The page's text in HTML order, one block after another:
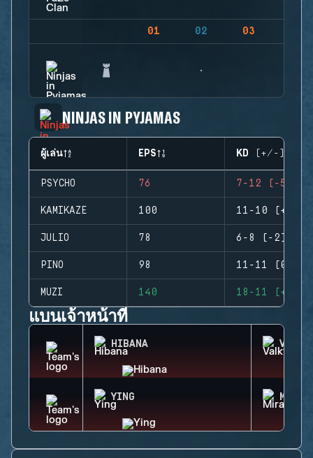
01 02 03
NINJAS IN PYJAMAS
ผู้เล่น EPS KD (+/-)
PSYCHO 76 7-12 (-5)
KAMIKAZE 100 11-10 (+1)
JULIO 78 6-8 (-2)
PINO 98 11-11 (0)
MUZI 140 18-11 (+7)
แบนเจ้าหน้าที่
HIBANA
YING MIRA